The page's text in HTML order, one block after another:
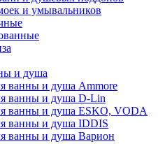
и умывальников
и душа
ванны и душа Ammore
ванны и душа D-Lin
ванны и душа ESKO, VODA
ванны и душа IDDIS
ванны и душа Варион